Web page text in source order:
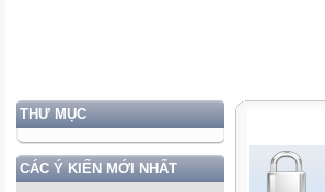
THƯ MỤC
CÁC Ý KIẾN MỚI NHẤT